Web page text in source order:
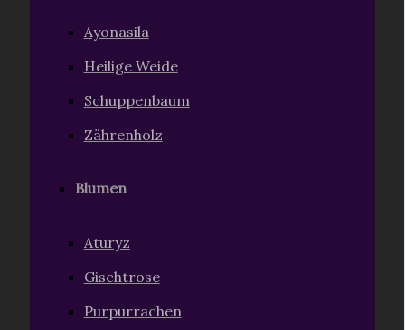
Ayonasila
Heilige Weide
Schuppenbaum
Zährenholz
Blumen
Aturyz
Gischtrose
Purpurrachen